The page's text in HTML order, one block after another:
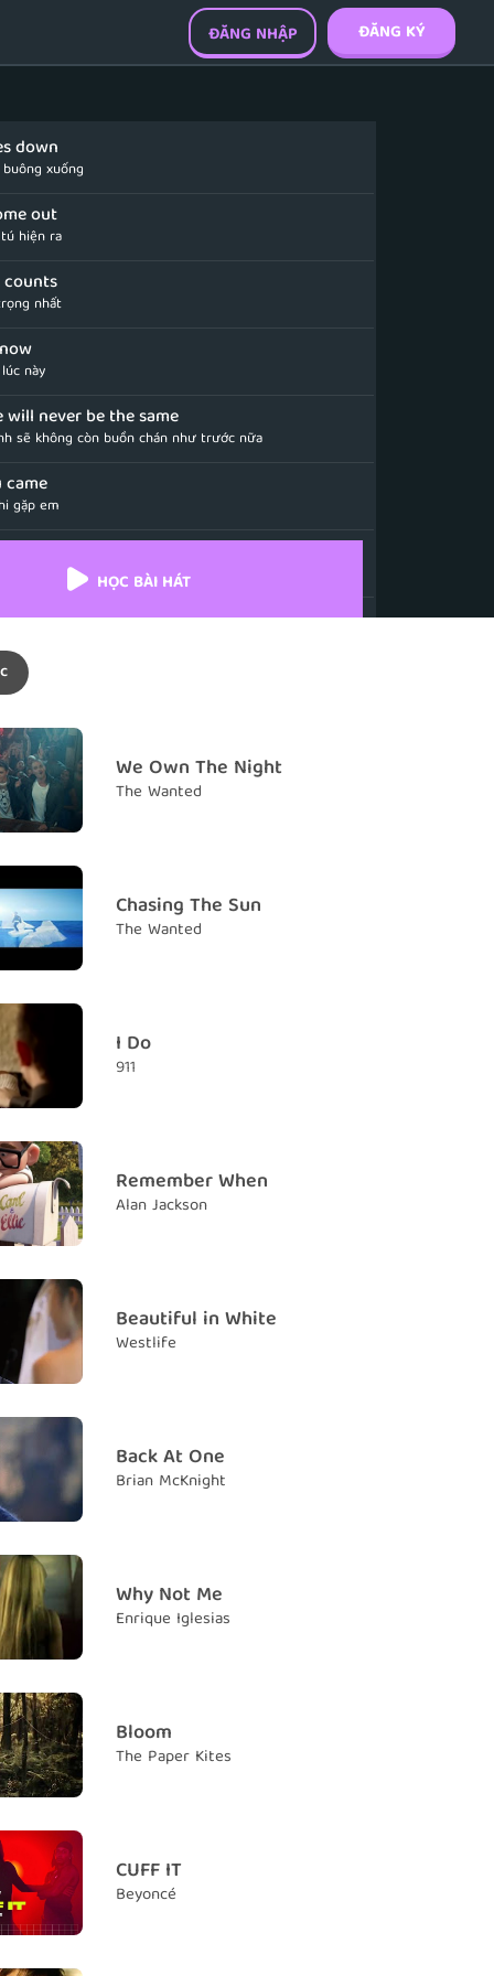
ĐĂNG KÝ
ĐĂNG NHẬP
down
xuống
out
hiện ra
nhất
này
will never be the same
sẽ không còn buồn chán như trước nữa
came
gặp em
phù phép anh
the sky fell on me, fell on me
you look well on me, well on me
no one else can see, you and me
nào đó không có ai cả, chỉ em và anh
out now
by the hand
tay em
drink
ly nữa
can
có thể
a little time
chút ít thời gian cho anh chứ
away, away from us so stay
ta sắp hết rồi nên hãy ở lại nhé
can make,
anh có thể khiến em
you came
vui vì em đã đến bên anh
down
xuống
out
hiện ra
nhất
này
will never be the same
sẽ không còn buồn chán như trước nữa
gặp em
on me, spell on me
phù phép anh
the sky fell on me, fell on me
đời anh một cách bất ngờ
you look well on me, well on me
rồi, hai ta rất xứng đôi
no one else can see, you and me
HỌC BÀI HÁT
We Own The Night
The Wanted
Chasing The Sun
The Wanted
I Do
911
Remember When
Alan Jackson
Beautiful in White
Westlife
Back At One
Brian McKnight
Why Not Me
Enrique Iglesias
Bloom
The Paper Kites
CUFF IT
Beyoncé